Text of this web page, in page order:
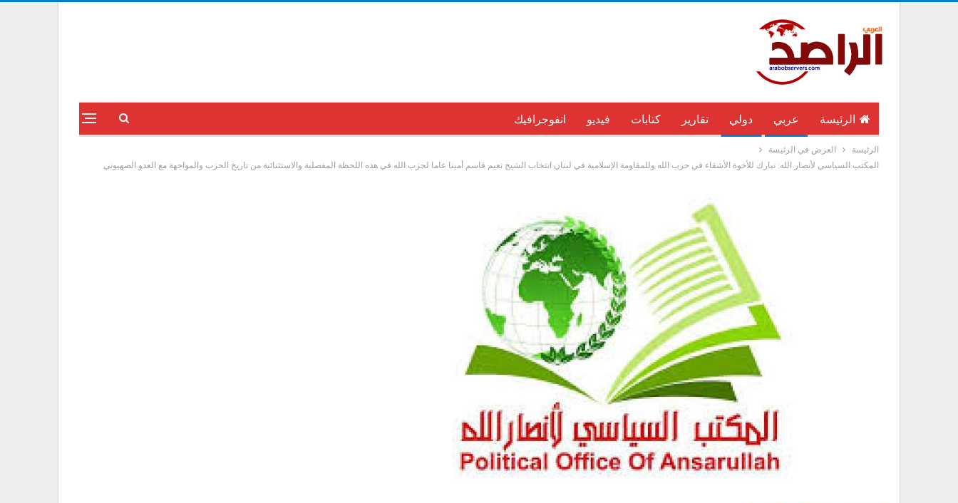
الرئيسة عربي دولي تقارير كتابات فيديو انفوجرافيك
الرئيسة
العرض في الرئيسة
المكتب السياسي لأنصار الله: نبارك للأخوة الأشقاء في حزب الله وللمقاومة الإسلامية في لبنان انتخاب الشيخ نعيم قاسم أمينا عاما لحزب الله في هذه اللحظة المفصلية والاستثنائية من تاريخ الحزب والمواجهة مع العدو الصهيوني